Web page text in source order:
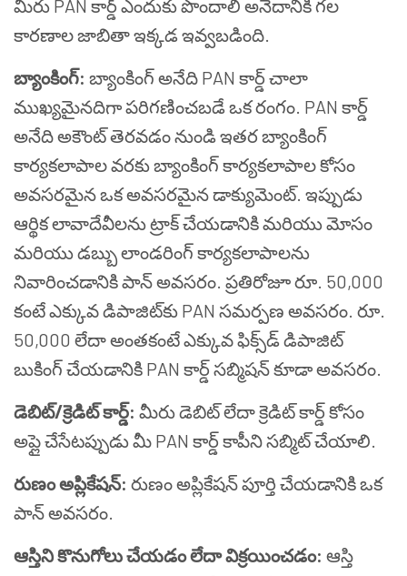
మీరు PAN కార్డ్ ఎందుకు పొందాలి అనేదానికి గల
కారణాల జాబితా ఇక్కడ ఇవ్వబడింది.
బ్యాంకింగ్: బ్యాంకింగ్ అనేది PAN కార్డ్ చాలా
ముఖ్యమైనదిగా పరిగణించబడే ఒక రంగం. PAN కార్డ్
అనేది అకౌంట్ తెరవడం నుండి ఇతర బ్యాంకింగ్
కార్యకలాపాల వరకు బ్యాంకింగ్ కార్యకలాపాల కోసం
అవసరమైన ఒక అవసరమైన డాక్యుమెంట్. ఇప్పుడు
ఆర్థిక లావాదేవీలను ట్రాక్ చేయడానికి మరియు మోసం
మరియు డబ్బు లాండరింగ్ కార్యకలాపాలను
నివారించడానికి పాన్ అవసరం. ప్రతిరోజూ రూ. 50,000
కంటే ఎక్కువ డిపాజిట్‌కు PAN సమర్పణ అవసరం. రూ.
50,000 లేదా అంతకంటే ఎక్కువ ఫిక్స్‌డ్ డిపాజిట్
బుకింగ్ చేయడానికి PAN కార్డ్ సబ్మిషన్ కూడా అవసరం.
డెబిట్/క్రెడిట్ కార్డ్: మీరు డెబిట్ లేదా క్రెడిట్ కార్డ్ కోసం
అప్లై చేసేటప్పుడు మీ PAN కార్డ్ కాపీని సబ్మిట్ చేయాలి.
రుణం అప్లికేషన్: రుణం అప్లికేషన్ పూర్తి చేయడానికి ఒక
పాన్ అవసరం.
ఆస్తిని కొనుగోలు చేయడం లేదా విక్రయించడం: ఆస్తి